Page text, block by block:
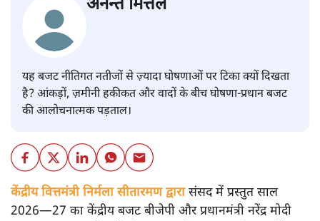
अनन्त मित्तल
यह बजट नीतिगत नतीजों से ज़्यादा घोषणाओं पर टिका क्यों दिखता
है? आंकड़ों, ज़मीनी हकीकत और वादों के बीच घोषणा-प्रधान बजट
की आलोचनात्मक पड़ताल।
केंद्रीय वित्तमंत्री निर्मला सीतारमण द्वारासंसद में प्रस्तुत साल
2026—27 का केंद्रीय बजट बीजेपी और प्रधानमंत्री नरेंद्र मोदी